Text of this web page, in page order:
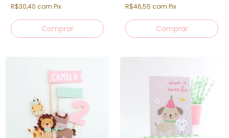
R$30,40 com Pix R$46,55 com Pix